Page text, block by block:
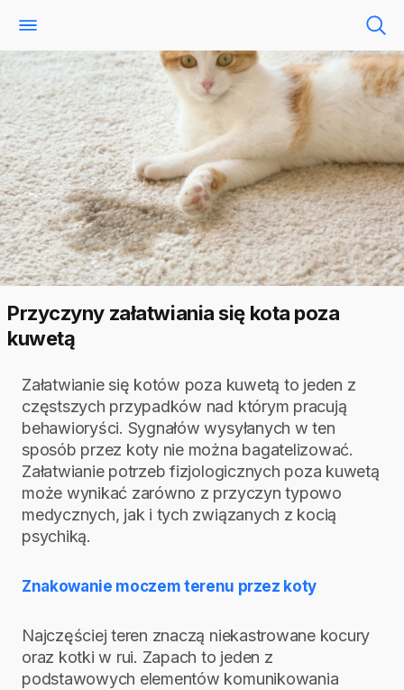
Przyczyny załatwiania się kota poza
kuwetą
Załatwianie się kotów poza kuwetą to jeden z
częstszych przypadków nad którym pracują
behawioryści. Sygnałów wysyłanych w ten
sposób przez koty nie można bagatelizować.
Załatwianie potrzeb fizjologicznych poza kuwetą
może wynikać zarówno z przyczyn typowo
medycznych, jak i tych związanych z kocią
psychiką.
Znakowanie moczem terenu przez koty
Najczęściej teren znaczą niekastrowane kocury
oraz kotki w rui. Zapach to jeden z
podstawowych elementów komunikowania